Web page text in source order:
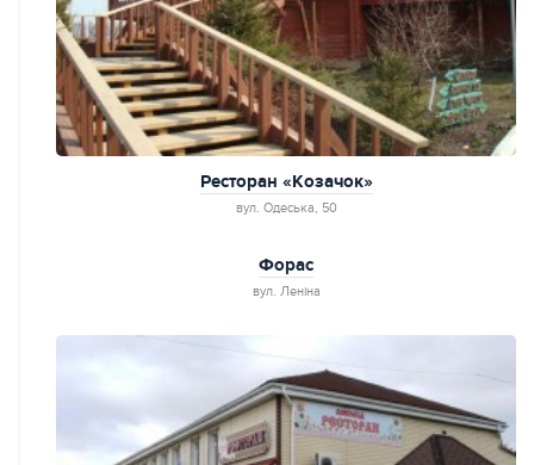
Ресторан «Козачок»
вул. Одеська, 50
Форас
вул. Леніна